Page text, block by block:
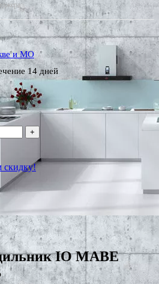
и МО
14 дней
+
скидку!
IO MABE